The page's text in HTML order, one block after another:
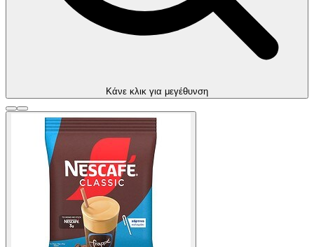
Kάνε κλικ για μεγέθυνση